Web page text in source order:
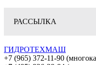
РАССЫЛКА
ГИДРОТЕХМАШ
+7 (965) 372-11-90